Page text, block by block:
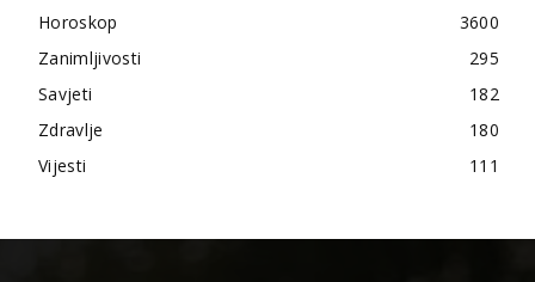
Horoskop
3600
Zanimljivosti
295
Savjeti
182
Zdravlje
180
Vijesti
111